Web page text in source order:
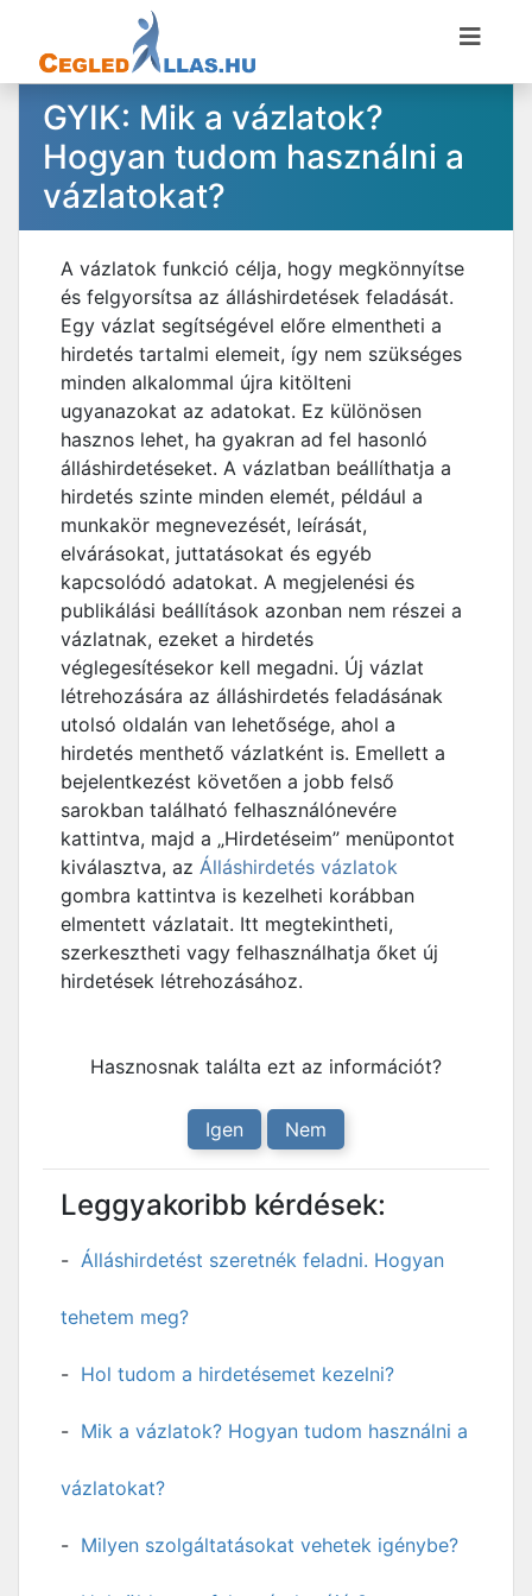
GYIK: Mik a vázlatok?
Hogyan tudom használni a
vázlatokat?
A vázlatok funkció célja, hogy megkönnyítse
és felgyorsítsa az álláshirdetések feladását.
Egy vázlat segítségével előre elmentheti a
hirdetés tartalmi elemeit, így nem szükséges
minden alkalommal újra kitölteni
ugyanazokat az adatokat. Ez különösen
hasznos lehet, ha gyakran ad fel hasonló
álláshirdetéseket. A vázlatban beállíthatja a
hirdetés szinte minden elemét, például a
munkakör megnevezését, leírását,
elvárásokat, juttatásokat és egyéb
kapcsolódó adatokat. A megjelenési és
publikálási beállítások azonban nem részei a
vázlatnak, ezeket a hirdetés
véglegesítésekor kell megadni. Új vázlat
létrehozására az álláshirdetés feladásának
utolsó oldalán van lehetősége, ahol a
hirdetés menthető vázlatként is. Emellett a
bejelentkezést követően a jobb felső
sarokban található felhasználónevére
kattintva, majd a „Hirdetéseim” menüpontot
kiválasztva, az Álláshirdetés vázlatok
gombra kattintva is kezelheti korábban
elmentett vázlatait. Itt megtekintheti,
szerkesztheti vagy felhasználhatja őket új
hirdetések létrehozásához.
Hasznosnak találta ezt az információt?
Igen Nem
Leggyakoribb kérdések:
Álláshirdetést szeretnék feladni. Hogyan
tehetem meg?
Hol tudom a hirdetésemet kezelni?
Mik a vázlatok? Hogyan tudom használni a
vázlatokat?
Milyen szolgáltatásokat vehetek igénybe?